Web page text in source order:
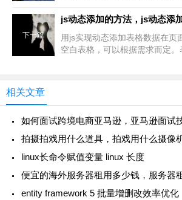
下一篇
js动态添加的方法，js动态添
用js实现动态添加表格数据在页
空白表格，可以根据需求而定。
相关文章
如何面试跨境电商亚马逊，亚马逊面试
拍摄拍戏用什么道具，拍戏用什么摄像
linux长命令赋值变量 linux 长度
entity framework 5 批量增删改效率优化